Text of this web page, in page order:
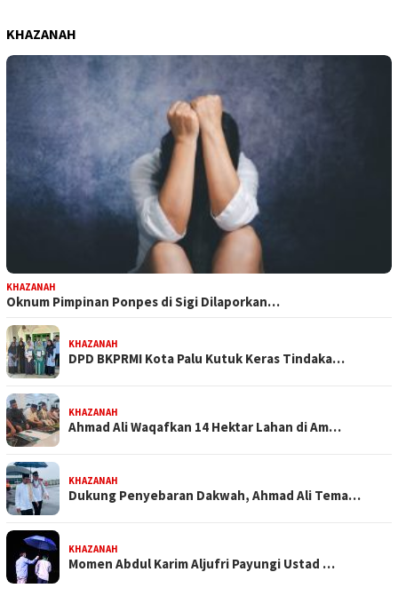
KHAZANAH
KHAZANAH
Oknum Pimpinan Ponpes di Sigi Dilaporkan…
KHAZANAH
DPD BKPRMI Kota Palu Kutuk Keras Tindaka…
KHAZANAH
Ahmad Ali Waqafkan 14 Hektar Lahan di Am…
KHAZANAH
Dukung Penyebaran Dakwah, Ahmad Ali Tema…
KHAZANAH
Momen Abdul Karim Aljufri Payungi Ustad …